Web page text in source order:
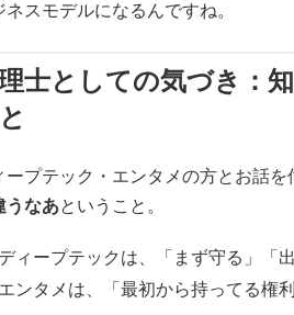
ネスモデルになるんですね。
士としての気づき：
ープテック・エンタメの方とお話を
うなあということ。
ディープテックは、「まず守る」「
エンタメは、「最初から持ってる権